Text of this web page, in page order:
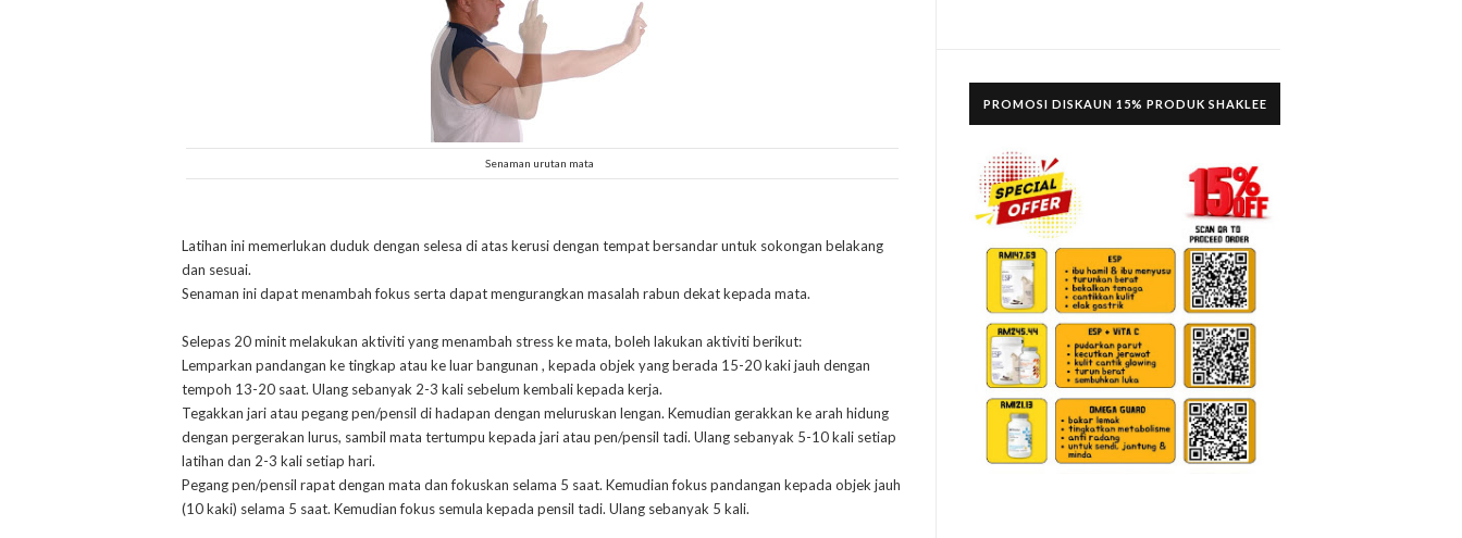
Senaman urutan mata
Latihan ini memerlukan duduk dengan selesa di atas kerusi dengan tempat bersandar untuk sokongan belakang
dan sesuai.
Senaman ini dapat menambah fokus serta dapat mengurangkan masalah rabun dekat kepada mata.
Selepas 20 minit melakukan aktiviti yang menambah stress ke mata, boleh lakukan aktiviti berikut:
Lemparkan pandangan ke tingkap atau ke luar bangunan , kepada objek yang berada 15-20 kaki jauh dengan
tempoh 13-20 saat. Ulang sebanyak 2-3 kali sebelum kembali kepada kerja.
Tegakkan jari atau pegang pen/pensil di hadapan dengan meluruskan lengan. Kemudian gerakkan ke arah hidung
dengan pergerakan lurus, sambil mata tertumpu kepada jari atau pen/pensil tadi. Ulang sebanyak 5-10 kali setiap
latihan dan 2-3 kali setiap hari.
Pegang pen/pensil rapat dengan mata dan fokuskan selama 5 saat. Kemudian fokus pandangan kepada objek jauh
(10 kaki) selama 5 saat. Kemudian fokus semula kepada pensil tadi. Ulang sebanyak 5 kali.
PROMOSI DISKAUN 15% PRODUK SHAKLEE